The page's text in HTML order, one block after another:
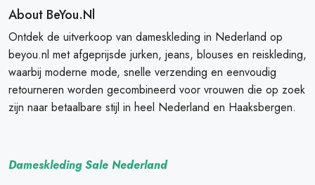
About BeYou.nl
Ontdek de uitverkoop van dameskleding in Nederland op
beyou.nl met afgeprijsde jurken, jeans, blouses en reiskleding,
waarbij moderne mode, snelle verzending en eenvoudig
retourneren worden gecombineerd voor vrouwen die op zoek
zijn naar betaalbare stijl in heel Nederland en Haaksbergen.
Dameskleding Sale Nederland